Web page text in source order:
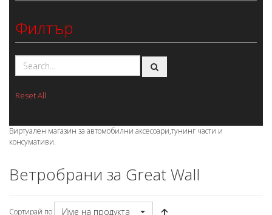
Филтър
Reset All
Виртуален магазин за автомобилни аксесоари,тунинг части и
консумативи.
Ветробрани за Great Wall
Сортирай по Име на продукта